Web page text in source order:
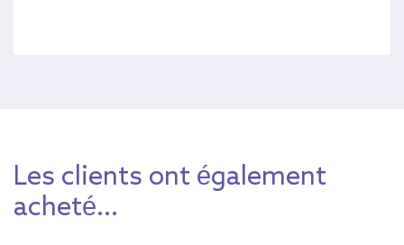
Les clients ont également
acheté...